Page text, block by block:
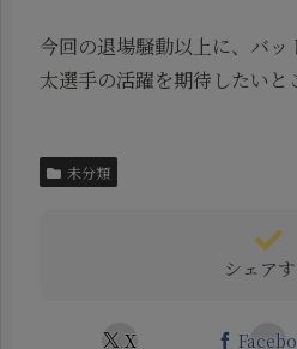
今回の退場騒動以上に、バ
太選手の活躍を期待したいと
未分類
シェア
X